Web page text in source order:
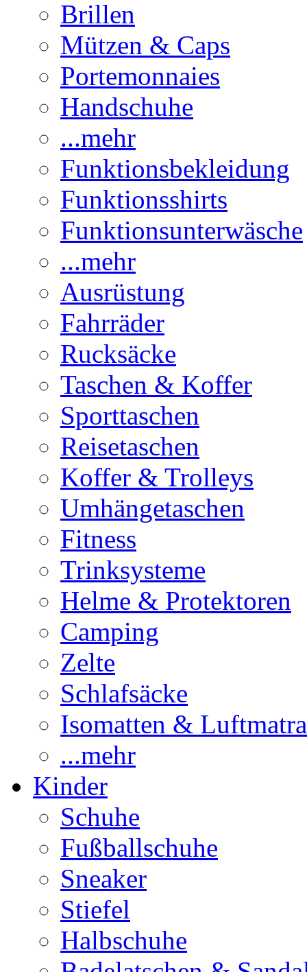
Brillen
Mützen & Caps
Portemonnaies
Handschuhe
...mehr
Funktionsbekleidung
Funktionsshirts
Funktionsunterwäsche
...mehr
Ausrüstung
Fahrräder
Rucksäcke
Taschen & Koffer
Sporttaschen
Reisetaschen
Koffer & Trolleys
Umhängetaschen
Fitness
Trinksysteme
Helme & Protektoren
Camping
Zelte
Schlafsäcke
Isomatten &
...mehr
Kinder
Schuhe
Fußballschuhe
Sneaker
Stiefel
Halbschuhe